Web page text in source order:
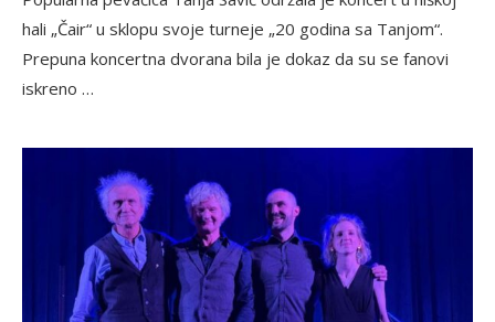
hali „Čair“ u sklopu svoje turneje „20 godina sa Tanjom“.
Prepuna koncertna dvorana bila je dokaz da su se fanovi
iskreno …